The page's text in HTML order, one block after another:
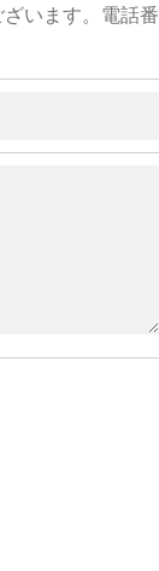
います。電話番